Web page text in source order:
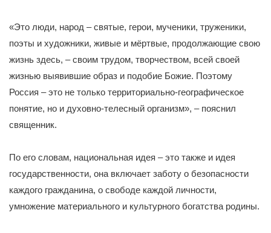
«Это люди, народ – святые, герои, мученики, труженики,
поэты и художники, живые и мёртвые, продолжающие свою
жизнь здесь, – своим трудом, творчеством, всей своей
жизнью выявившие образ и подобие Божие. Поэтому
Россия – это не только территориально-географическое
понятие, но и духовно-телесный организм», – пояснил
священник.
По его словам, национальная идея – это также и идея
государственности, она включает заботу о безопасности
каждого гражданина, о свободе каждой личности,
умножение материального и культурного богатства родины.